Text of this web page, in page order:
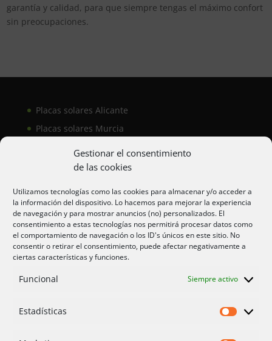
Gestionar el consentimiento
de las cookies
Utilizamos tecnologías como las cookies para almacenar y/o acceder a
la información del dispositivo. Lo hacemos para mejorar la experiencia
de navegación y para mostrar anuncios (no) personalizados. El
consentimiento a estas tecnologías nos permitirá procesar datos como
el comportamiento de navegación o los ID's únicos en este sitio. No
consentir o retirar el consentimiento, puede afectar negativamente a
ciertas características y funciones.
Funcional Siempre activo
Estadísticas
garantía y calidad, para que siempre tengas el máximo confort
sin preocupaciones.
Placas solares Alicante
Placas solares Murcia
Aire acondicionado Alicante
Aire acondicionador Murcia
Aire acondicionado San Juan
Privacidad